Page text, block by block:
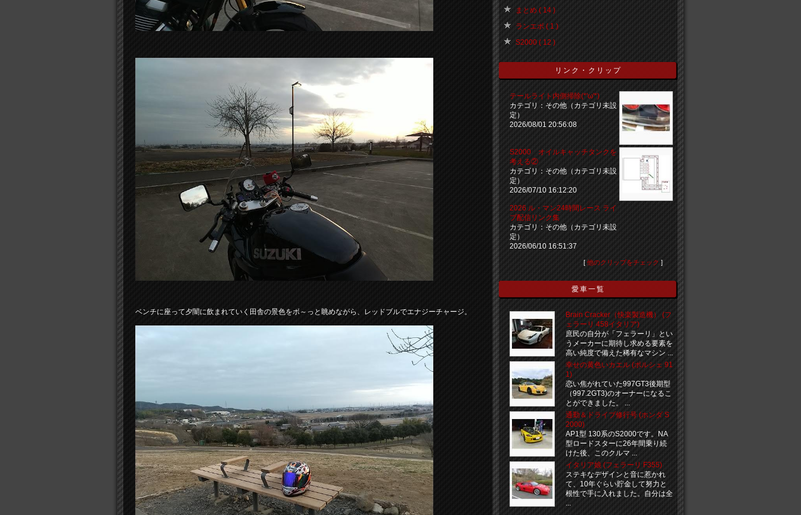
ベンチに座って夕闇に飲まれていく田舎の景色をボ～っと眺めながら、レッドブルでエナジーチャージ。
まとめ ( 14 )
ランエボ ( 1 )
S2000 ( 12 )
リンク・クリップ
テールライト内側掃除(*'ω'*)
カテゴリ：その他（カテゴリ未設
定）
2026/08/01 20:56:08
S2000 オイルキャッチタンクを
考える②
カテゴリ：その他（カテゴリ未設
定）
2026/07/10 16:12:20
2026 ル・マン24時間レース ライ
ブ配信リンク集
カテゴリ：その他（カテゴリ未設
定）
2026/06/10 16:51:37
[ 他のクリップをチェック ]
愛車一覧
Brain Cracker（快楽製造機） (フ
ェラーリ 458イタリア)
庶民の自分が「フェラーリ」とい
うメーカーに期待し求める要素を
高い純度で備えた稀有なマシン ...
幸せの黄色いカエル (ポルシェ 91
1)
恋い焦がれていた997GT3後期型
（997.2GT3)のオーナーになるこ
とができました。 ...
通勤＆ドライブ修行号 (ホンダ S
2000)
AP1型 130系のS2000です。NA
型ロードスターに26年間乗り続
けた後、このクルマ ...
イタリア娘 (フェラーリ F355)
ステキなデザインと音に惹かれ
て、10年ぐらい貯金して努力と
根性で手に入れました。自分は全
...